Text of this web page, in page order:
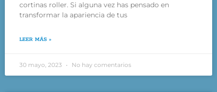
cortinas roller. Si alguna vez has pensado en
transformar la apariencia de tus
LEER MÁS »
30 mayo, 2023 No hay comentarios